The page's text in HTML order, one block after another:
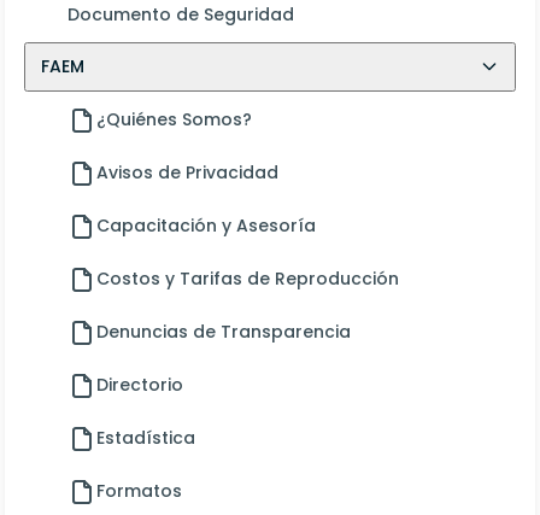
Documento de Seguridad
FAEM
¿Quiénes Somos?
Avisos de Privacidad
Capacitación y Asesoría
Costos y Tarifas de Reproducción
Denuncias de Transparencia
Directorio
Estadística
Formatos